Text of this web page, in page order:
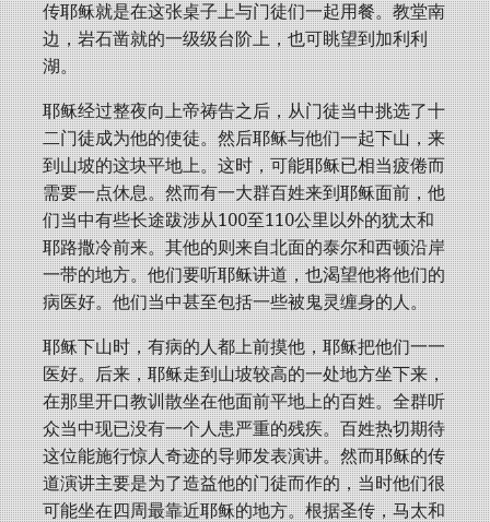
传耶稣就是在这张桌子上与门徒们一起用餐。教堂南
边，岩石凿就的一级级台阶上，也可眺望到加利利
湖。
耶稣经过整夜向上帝祷告之后，从门徒当中挑选了十
二门徒成为他的使徒。然后耶稣与他们一起下山，来
到山坡的这块平地上。这时，可能耶稣已相当疲倦而
需要一点休息。然而有一大群百姓来到耶稣面前，他
们当中有些长途跋涉从100至110公里以外的犹太和
耶路撒冷前来。其他的则来自北面的泰尔和西顿沿岸
一带的地方。他们要听耶稣讲道，也渴望他将他们的
病医好。他们当中甚至包括一些被鬼灵缠身的人。
耶稣下山时，有病的人都上前摸他，耶稣把他们一一
医好。后来，耶稣走到山坡较高的一处地方坐下来，
在那里开口教训散坐在他面前平地上的百姓。全群听
众当中现已没有一个人患严重的残疾。百姓热切期待
这位能施行惊人奇迹的导师发表演讲。然而耶稣的传
道演讲主要是为了造益他的门徒而作的，当时他们很
可能坐在四周最靠近耶稣的地方。根据圣传，马太和